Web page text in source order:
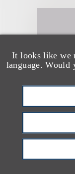
It looks like we
language. Would
合伙